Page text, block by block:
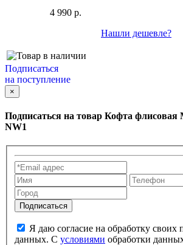
4 990 р.
Нашли дешевле?
Подписаться
на поступление
×
Подписаться на товар Кофта флисовая
NW1
данных. С условиями обработки